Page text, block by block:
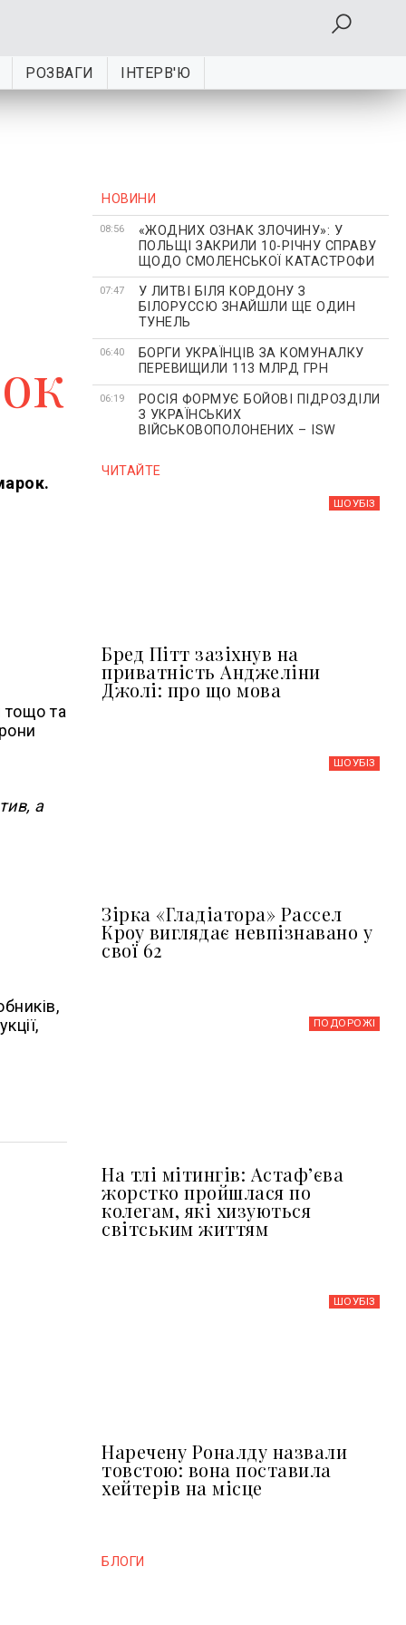
РОЗВАГИ ІНТЕРВ'Ю
тощо та
а
НОВИНИ
08:56
«ЖОДНИХ ОЗНАК ЗЛОЧИНУ»: У
ПОЛЬЩІ ЗАКРИЛИ 10-РІЧНУ СПРАВУ
ЩОДО СМОЛЕНСЬКОЇ КАТАСТРОФИ
07:47
У ЛИТВІ БІЛЯ КОРДОНУ З
БІЛОРУССЮ ЗНАЙШЛИ ЩЕ ОДИН
ТУНЕЛЬ
06:40
БОРГИ УКРАЇНЦІВ ЗА КОМУНАЛКУ
ПЕРЕВИЩИЛИ 113 МЛРД ГРН
06:19
РОСІЯ ФОРМУЄ БОЙОВІ ПІДРОЗДІЛИ
З УКРАЇНСЬКИХ
ВІЙСЬКОВОПОЛОНЕНИХ – ISW
ЧИТАЙТЕ
ШОУБIЗ
Бред Пітт зазіхнув на
приватність Анджеліни
Джолі: про що мова
ШОУБIЗ
Зірка «Гладіатора» Рассел
Кроу виглядає невпізнавано у
свої 62
ПОДОРОЖІ
На тлі мітингів: Астафʼєва
жорстко пройшлася по
колегам, які хизуються
світським життям
ШОУБIЗ
Наречену Роналду назвали
товстою: вона поставила
хейтерів на місце
БЛОГИ